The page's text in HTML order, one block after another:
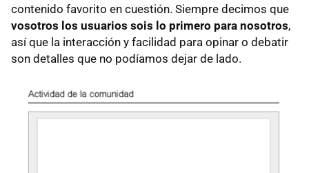
contenido favorito en cuestión. Siempre decimos que
vosotros los usuarios sois lo primero para nosotros,
así que la interacción y facilidad para opinar o debatir
son detalles que no podíamos dejar de lado.